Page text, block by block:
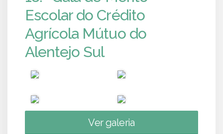
Escolar do Crédito
Agrícola Mútuo do
Alentejo Sul
Ver galeria